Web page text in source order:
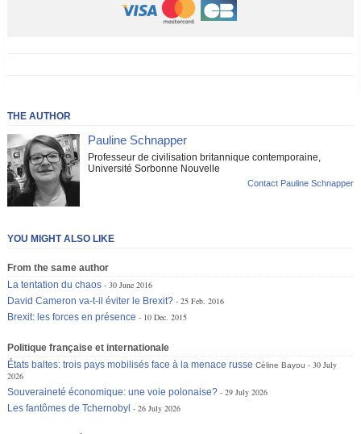
THE AUTHOR
Pauline Schnapper
Professeur de civilisation britannique contemporaine,
Université Sorbonne Nouvelle
Contact Pauline Schnapper
YOU MIGHT ALSO LIKE
From the same author
La tentation du chaos
30 June 2016
David Cameron va-t-il éviter le Brexit?
25 Feb. 2016
Brexit: les forces en présence
10 Dec. 2015
Politique française et internationale
États baltes: trois pays mobilisés face à la menace russe Céline Bayou
30 July
2026
Souveraineté économique: une voie polonaise?
29 July 2026
Les fantômes de Tchernobyl
26 July 2026